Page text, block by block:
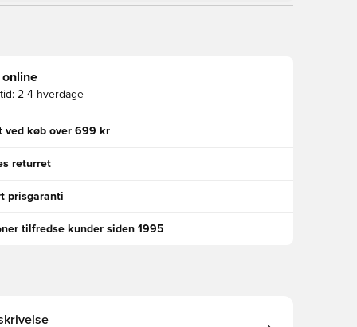
online
2-4 hverdage
ved køb over 699 kr
returret
prisgaranti
tilfredse kunder siden 1995